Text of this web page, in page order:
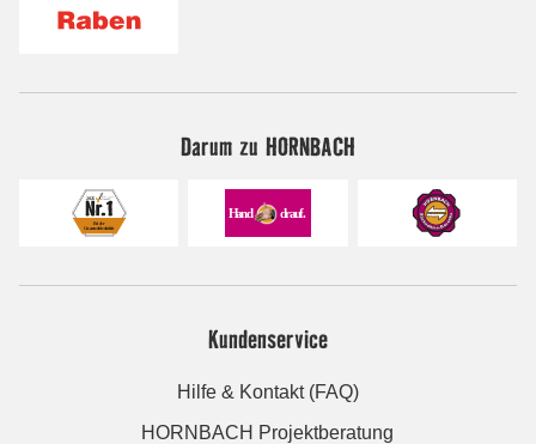
Darum zu HORNBACH
Kundenservice
Hilfe & Kontakt (FAQ)
HORNBACH Projektberatung